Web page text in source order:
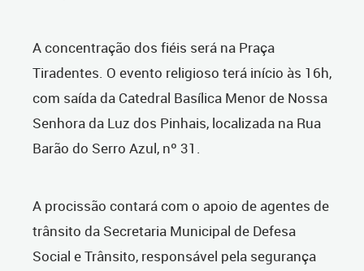
A concentração dos fiéis será na Praça
Tiradentes. O evento religioso terá início às 16h,
com saída da Catedral Basílica Menor de Nossa
Senhora da Luz dos Pinhais, localizada na Rua
Barão do Serro Azul, nº 31.
A procissão contará com o apoio de agentes de
trânsito da Secretaria Municipal de Defesa
Social e Trânsito, responsável pela segurança